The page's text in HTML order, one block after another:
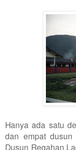
Hanya ada satu
dan empat
Dusun Regahan